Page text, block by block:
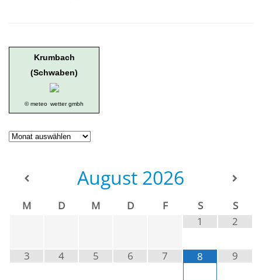
Krumbach
(Schwaben)
© meteo wetter gmbh
Geschichte
August 2026
M D M D F S
S
1
2
3 4 5 6 7 8 9